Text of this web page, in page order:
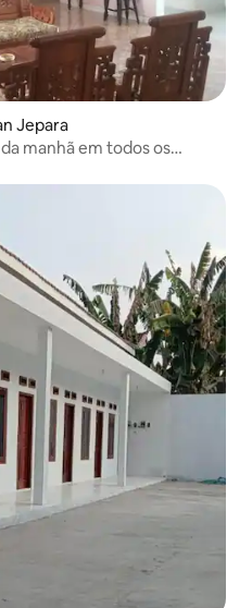
Jepara
manhã em todos os